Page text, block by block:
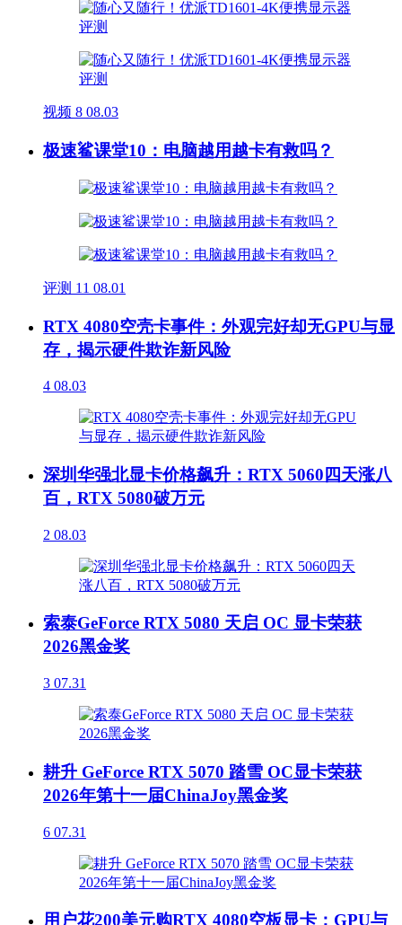
视频 8 08.03
极速鲨课堂10：电脑越用越卡有救吗？
评测 11 08.01
RTX 4080空壳卡事件：外观完好却无GPU与显
存，揭示硬件欺诈新风险
4 08.03
深圳华强北显卡价格飙升：RTX 5060四天涨八
百，RTX 5080破万元
2 08.03
索泰GeForce RTX 5080 天启 OC 显卡荣获
2026黑金奖
3 07.31
耕升 GeForce RTX 5070 踏雪 OC显卡荣获
2026年第十一届ChinaJoy黑金奖
6 07.31
用户花200美元购RTX 4080空板显卡：GPU与